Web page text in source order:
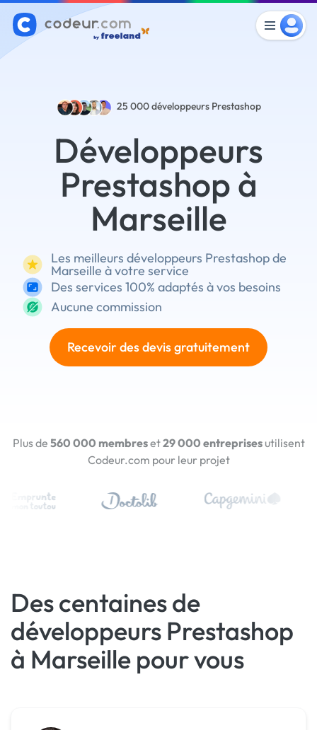
25 000développeurs Prestashop
Développeurs
Prestashop à
Marseille
Les meilleurs développeurs Prestashop de
Marseille à votre service
Des services 100% adaptés à vos besoins
Aucune commission
Recevoir des devis gratuitement
Plus de 560 000 membreset29 000 entreprisesutilisent
Codeur.com pour leur projet
Des centaines de
développeurs Prestashop
à Marseille pour vous